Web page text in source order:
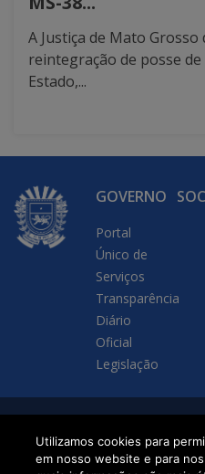
A Justiça de Mato
reintegração de posse
Estado,...
GOVERNO
Portal
Único de
Serviços
Transparência
Diário
Oficial
Legislação
SETDIG | Secretaria-
Executiva de
Utilizamos cookies para
em nosso website e para